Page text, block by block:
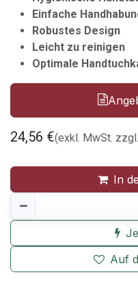
Einfache
Robustes Design
Leicht zu reinigen
Optimale
24,56 €(exkl. MwSt. zzgl.
In
Auf